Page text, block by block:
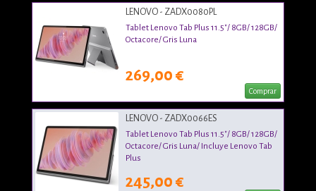
LENOVO - ZADX0080PL
Tablet Lenovo Tab Plus 11.5"/ 8GB/ 128GB/
Octacore/ Gris Luna
269,00 €
Comprar
LENOVO - ZADX0066ES
Tablet Lenovo Tab Plus 11.5"/ 8GB/ 128GB/
Octacore/ Gris Luna/ Incluye Lenovo Tab
Plus
245,00 €